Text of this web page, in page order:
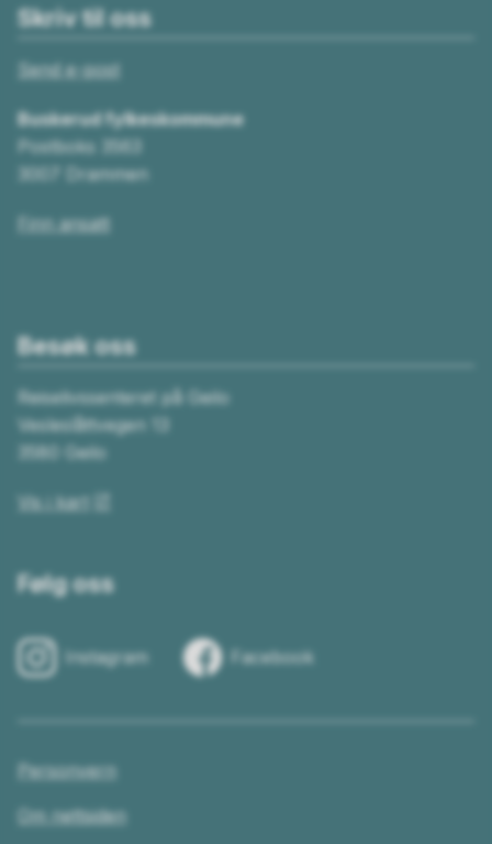
Skriv til oss
Send e-post
Buskerud fylkeskommune
Postboks 3563
3007 Drammen
Finn ansatt
Besøk oss
Reiselivssenteret på Geilo
Vesleslåttvegen 13
3580 Geilo
Vis i kart
Følg oss
Instagram Facebook
Personvern
Om nettsiden